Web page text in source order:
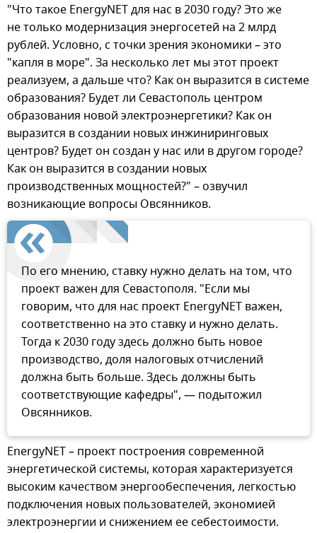
"Что такое EnergyNET для нас в 2030 году? Это же
не только модернизация энергосетей на 2 млрд
рублей. Условно, с точки зрения экономики – это
"капля в море". За несколько лет мы этот проект
реализуем, а дальше что? Как он выразится в системе
образования? Будет ли Севастополь центром
образования новой электроэнергетики? Как он
выразится в создании новых инжиниринговых
центров? Будет он создан у нас или в другом городе?
Как он выразится в создании новых
производственных мощностей?" – озвучил
возникающие вопросы Овсянников.
По его мнению, ставку нужно делать на том, что
проект важен для Севастополя. "Если мы
говорим, что для нас проект EnergyNET важен,
соответственно на это ставку и нужно делать.
Тогда к 2030 году здесь должно быть новое
производство, доля налоговых отчислений
должна быть больше. Здесь должны быть
соответствующие кафедры", — подытожил
Овсянников.
EnergyNET – проект построения современной
энергетической системы, которая характеризуется
высоким качеством энергообеспечения, легкостью
подключения новых пользователей, экономией
электроэнергии и снижением ее себестоимости.